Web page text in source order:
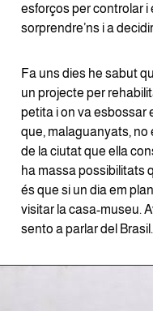
esforços per controlar i
sorprendre’ns i a
Fa uns dies he sabut
un projecte per
petita i on va esbossar
que, malaguanyats, no
de la ciutat que ella
ha massa possibilitats
és que si un dia em
visitar la casa-museu.
sento a parlar del